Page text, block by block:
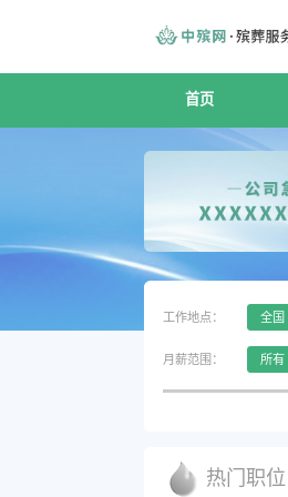
首页
工作地点： 全国
月薪范围： 所有
公司性质： 所有
热门职位